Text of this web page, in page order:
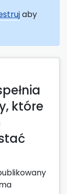
aby
które